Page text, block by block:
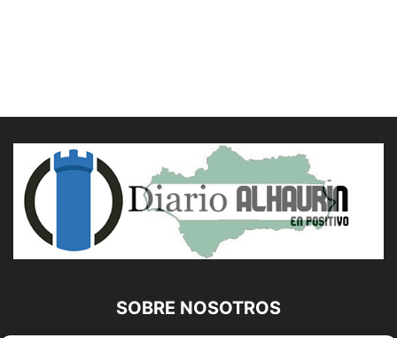
SOBRE NOSOTROS